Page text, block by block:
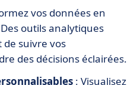
vos données en
outils analytiques
suivre vos
des décisions éclairées.
: Visualisez